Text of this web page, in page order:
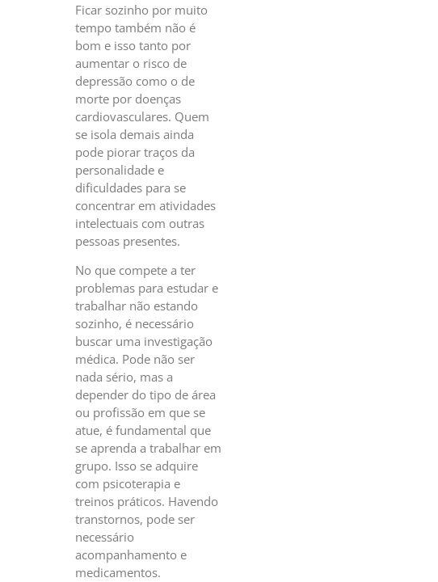
Ficar sozinho por muito
tempo também não é
bom e isso tanto por
aumentar o risco de
depressão como o de
morte por doenças
cardiovasculares. Quem
se isola demais ainda
pode piorar traços da
personalidade e
dificuldades para se
concentrar em atividades
intelectuais com outras
pessoas presentes.
No que compete a ter
problemas para estudar e
trabalhar não estando
sozinho, é necessário
buscar uma investigação
médica. Pode não ser
nada sério, mas a
depender do tipo de área
ou profissão em que se
atue, é fundamental que
se aprenda a trabalhar em
grupo. Isso se adquire
com psicoterapia e
treinos práticos. Havendo
transtornos, pode ser
necessário
acompanhamento e
medicamentos.